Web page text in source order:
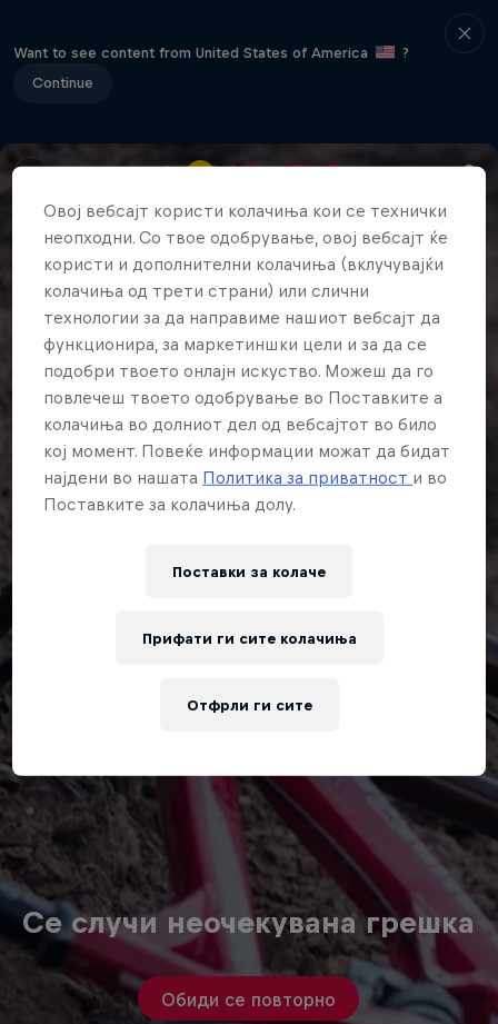
Want to see content from United States of America
?
Continue
Се случи неочекувана грешка
Обиди се повторно
Овој вебсајт користи колачиња кои се технички
неопходни. Со твое одобрување, овој вебсајт ќе
користи и дополнителни колачиња (вклучувајќи
колачиња од трети страни) или слични
технологии за да направиме нашиот вебсајт да
функционира, за маркетиншки цели и за да се
подобри твоето онлајн искуство. Можеш да го
повлечеш твоето одобрување во Поставките а
колачиња во долниот дел од вебсајтот во било
кој момент. Повеќе информации можат да бидат
најдени во нашата Политика за приватност и во
Поставките за колачиња долу.
Поставки за колачe
Отфрли ги сите
Прифати ги сите колачиња